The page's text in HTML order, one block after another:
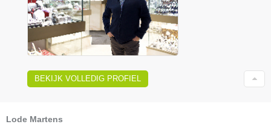
BEKIJK VOLLEDIG PROFIEL
Lode Martens